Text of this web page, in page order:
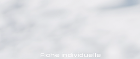
Fiche individuelle